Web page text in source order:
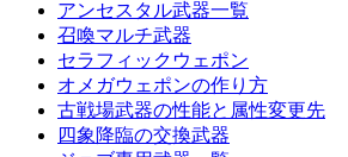
アンセスタル武器一覧
召喚マルチ武器
セラフィックウェポン
オメガウェポンの作り方
古戦場武器の性能と属性変更先
四象降臨の交換武器